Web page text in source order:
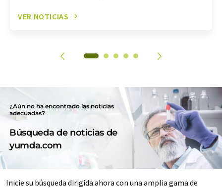
VER NOTICIAS
¿Aún no ha encontrado las noticias
adecuadas?
Búsqueda de noticias de
yumda.com
Inicie su búsqueda dirigida ahora con una amplia gama de